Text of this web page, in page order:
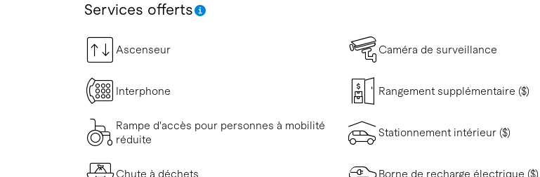
Services offerts
Ascenseur Caméra de surveillance
Interphone Rangement supplémentaire ($)
Rampe d'accès pour personnes à mobilité
réduite
Stationnement intérieur ($)
Chute à déchets Borne de recharge électrique ($)